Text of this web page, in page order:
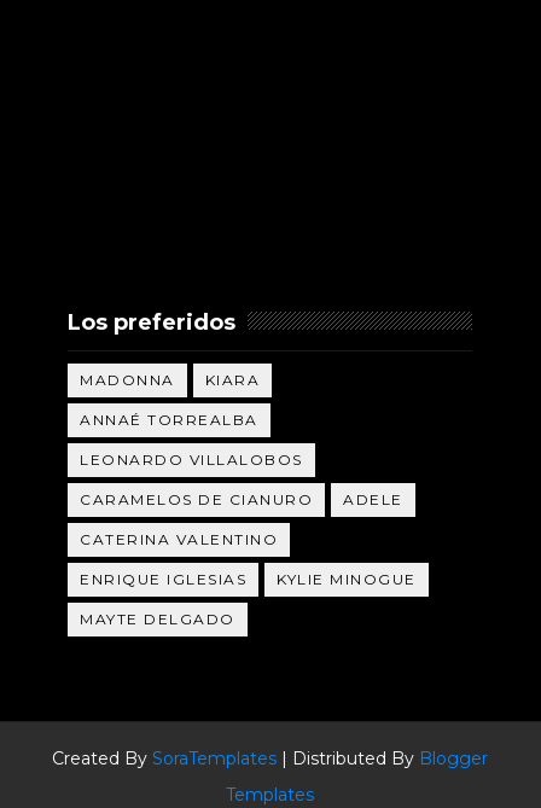
Los preferidos
MADONNA KIARA
ANNAÉ TORREALBA
LEONARDO VILLALOBOS
CARAMELOS DE CIANURO ADELE
CATERINA VALENTINO
ENRIQUE IGLESIAS KYLIE MINOGUE
MAYTE DELGADO
Created BySoraTemplates | Distributed By Blogger
Templates